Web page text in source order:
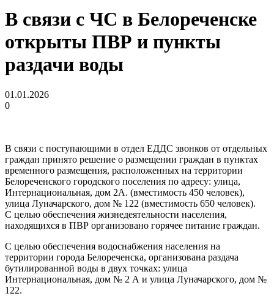
В связи с ЧС в Белореченске
открыты ПВР и пункты
раздачи воды
01.01.2026
0
В связи с поступающими в отдел ЕДДС звонков от отдельных
граждан принято решение о размещении граждан в пунктах
временного размещения, расположенных на территории
Белореченского городского поселения по адресу: улица,
Интернациональная, дом 2А. (вместимость 450 человек),
улица Луначарского, дом № 122 (вместимость 650 человек).
С целью обеспечения жизнедеятельности населения,
находящихся в ПВР организовано горячее питание граждан.
С целью обеспечения водоснабжения населения на
территории города Белореченска, организована раздача
бутилированной воды в двух точках: улица
Интернациональная, дом № 2 А и улица Луначарского, дом №
122.